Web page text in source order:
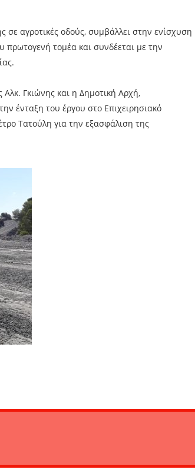
σε αγροτικές οδούς, συμβάλλει στην ενίσχυση
πρωτογενή τομέα και συνδέεται με την
Γκιώνης και η Δημοτική Αρχή,
ένταξη του έργου στο Επιχειρησιακό
Τατούλη για την εξασφάλιση της